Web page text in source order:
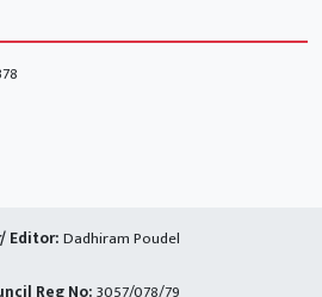
Editor:Dadhiram Poudel
Reg No: 3057/078/79